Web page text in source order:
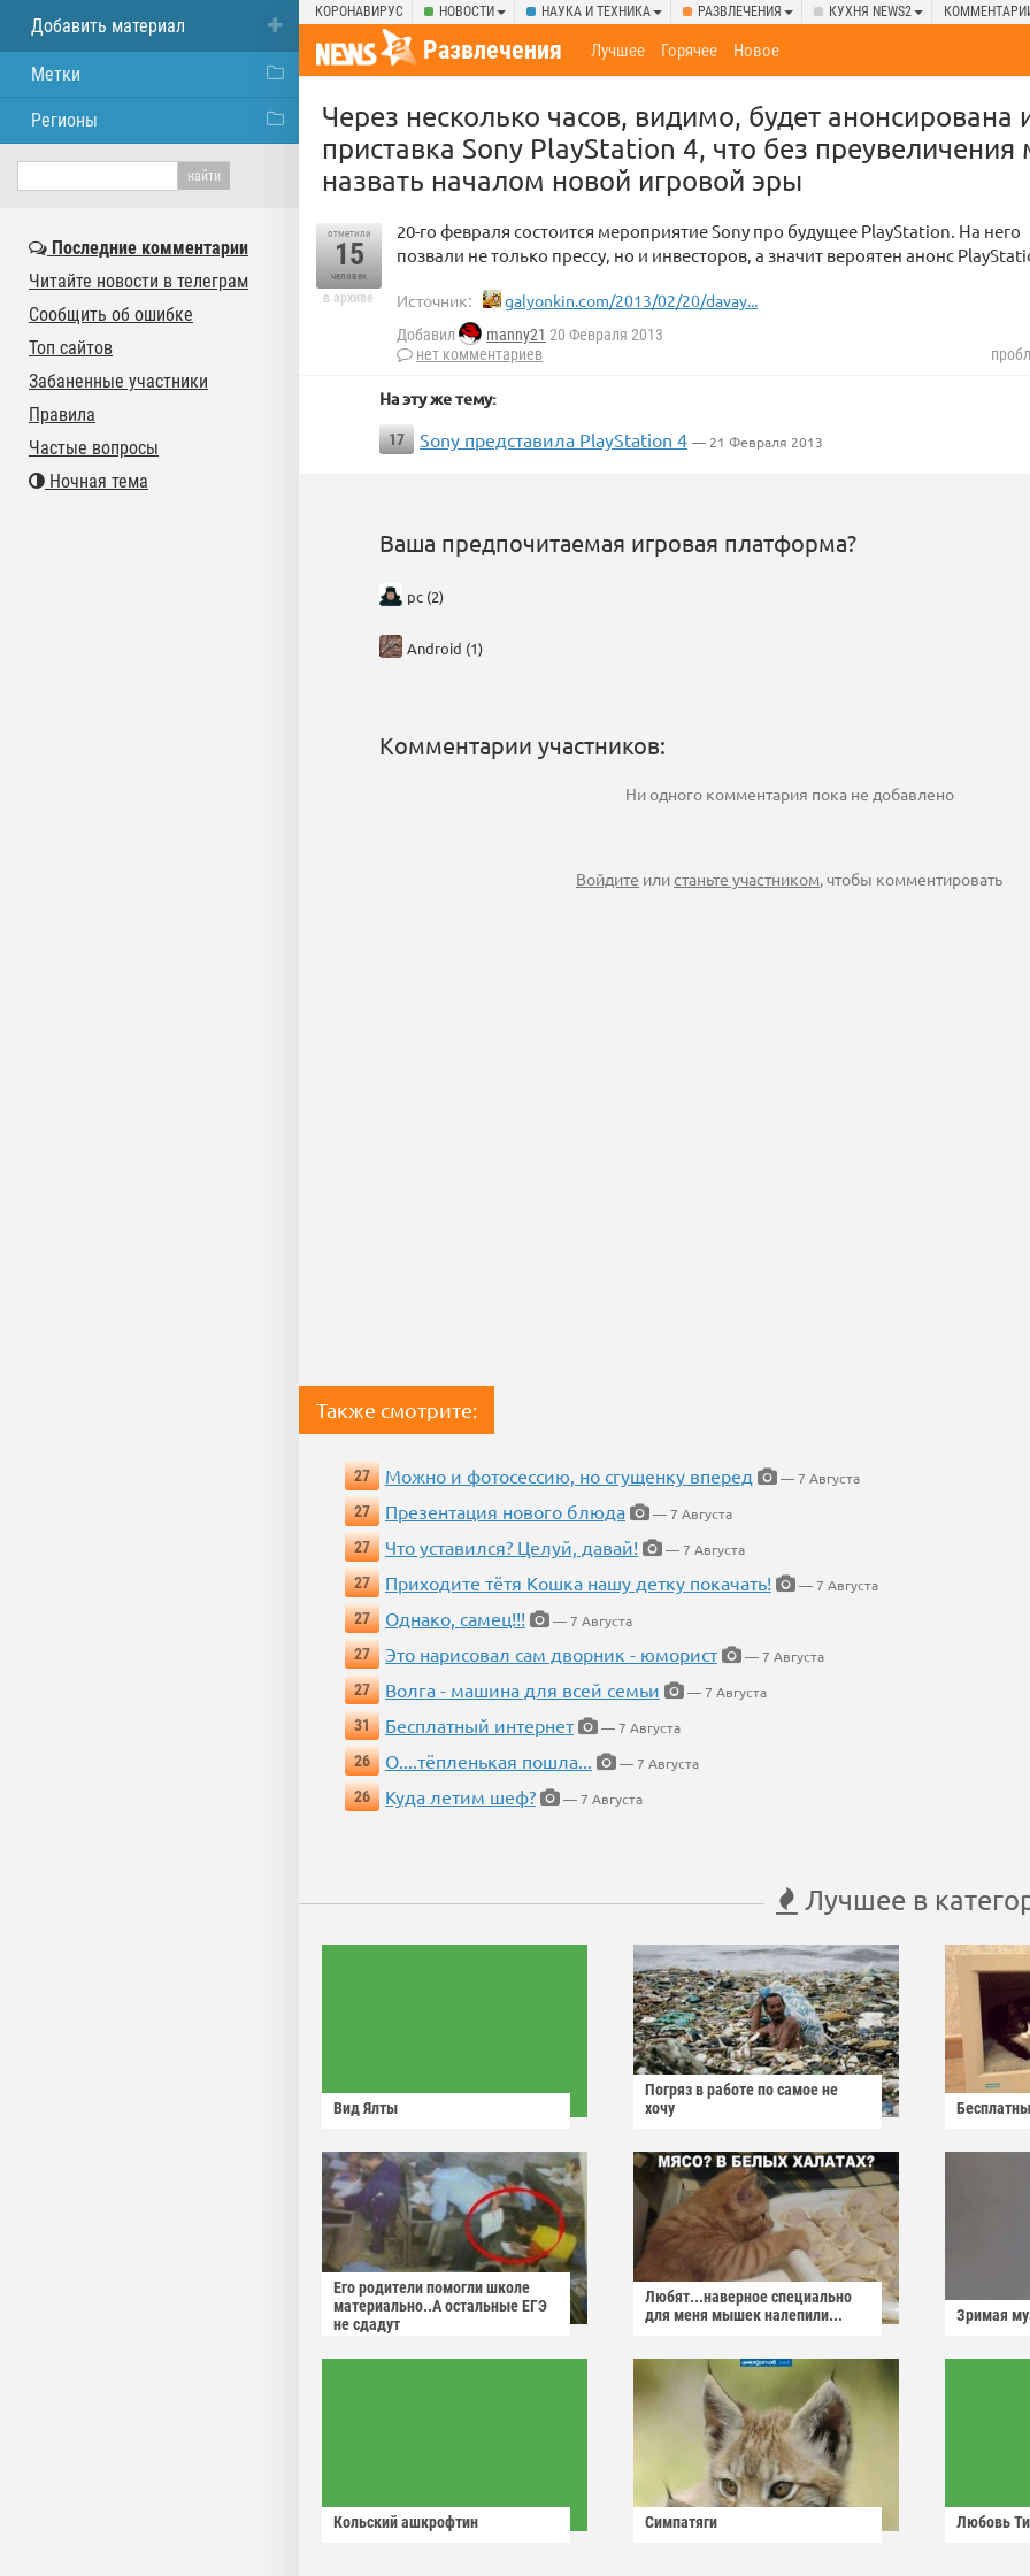
КОРОНАВИРУС НОВОСТИ НАУКА И ТЕХНИКА РАЗВЛЕЧЕНИЯ КУХНЯ NEWS2
Развлечения Лучшее Горячее Новое
Через несколько часов, видимо, будет анонсирована
приставка Sony PlayStation 4, что без
назвать началом новой игровой эры
отметили
15
человек
в архиве
20-го февраля состоится мероприятие Sony про будущее PlayStation. На него
позвали не только прессу, но и инвесторов, а значит вероятен анонс
Источник: galyonkin.com/2013/02/20/davay...
Добавил manny21 20 Февраля 2013
нет комментариев
На эту же тему:
17 Sony представила PlayStation 4 — 21 Февраля 2013
Ваша предпочитаемая игровая платформа?
pc (2)
Android (1)
Комментарии участников:
Ни одного комментария пока не добавлено
Войдите илистаньте участником, чтобы комментировать
Также смотрите:
27 Можно и фотосессию, но сгущенку вперед
— 7 Августа
27
Презентация нового блюда
— 7 Августа
27
Что уставился? Целуй, давай!
— 7 Августа
27
Приходите тётя Кошка нашу детку покачать!
— 7 Августа
27
Однако, самец!!!
— 7 Августа
27
Это нарисовал сам дворник - юморист
— 7 Августа
27
Волга - машина для всей семьи
— 7 Августа
31
Бесплатный интернет
— 7 Августа
26
О....тёпленькая пошла...
— 7 Августа
26
Куда летим шеф? — 7 Августа
Лучшее в
Вид Ялты
Погряз в работе по самое не
хочу
Его родители помогли школе
материально..А остальные ЕГЭ
не сдадут
Любят...наверное специально
для меня мышек налепили...
Зримая
Кольский ашкрофтин Симпатяги Любовь
Добавить материал
Метки
Регионы
Последние комментарии
Читайте новости в телеграм
Сообщить об ошибке
Топ сайтов
Забаненные участники
Правила
Частые вопросы
Ночная тема